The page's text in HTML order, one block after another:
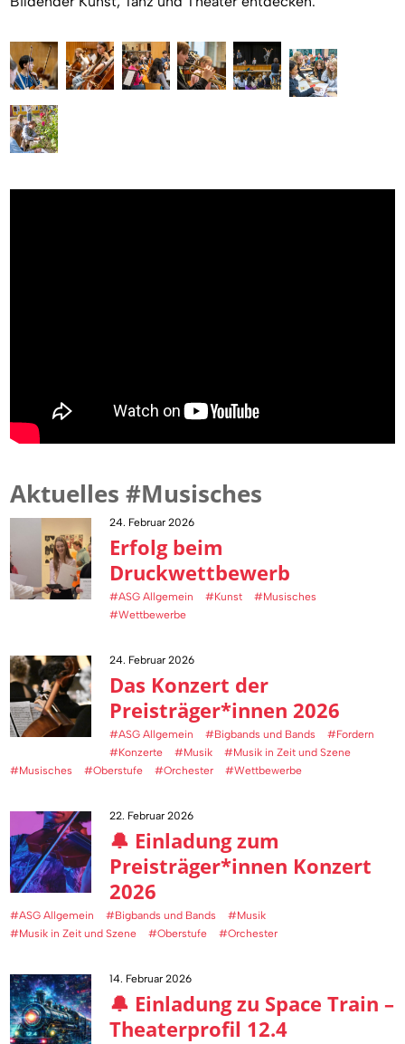
Aktuelles #Musisches
24. Februar 2026
Erfolg beim
Druckwettbewerb
#ASG Allgemein #Kunst
#Musisches
#Wettbewerbe
24. Februar 2026
Das Konzert der
Preisträger*innen 2026
#ASG Allgemein #Bigbands und Bands
#Fordern
#Konzerte
#Musik
#Musik in Zeit und Szene
#Musisches
#Oberstufe #Orchester #Wettbewerbe
22. Februar 2026
🔔 Einladung zum
Preisträger*innen Konzert
2026
#ASG Allgemein #Bigbands und Bands
#Musik
#Musik in Zeit und Szene
#Oberstufe #Orchester
14. Februar 2026
🔔 Einladung zu Space Train –
Theaterprofil 12.4